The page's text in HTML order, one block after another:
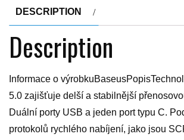
DESCRIPTION
Description
Informace o
5.0 zajišťuje delší a stabilnější
Duální porty USB a jeden port typu C.
protokolů rychlého nabíjení, jako jsou